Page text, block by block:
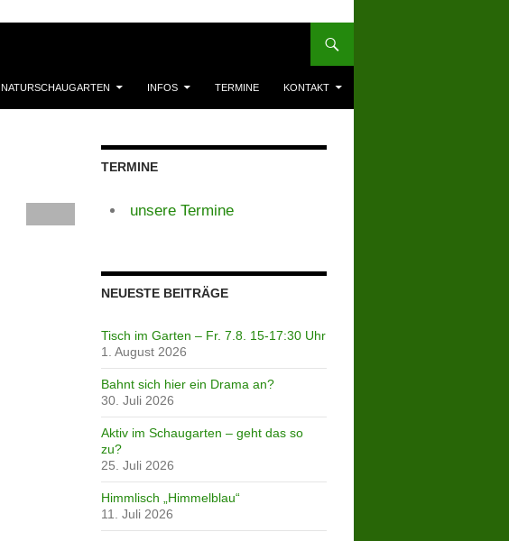
NATURSCHAUGARTEN INFOS TERMINE KONTAKT
TERMINE
unsere Termine
NEUESTE BEITRÄGE
Tisch im Garten – Fr. 7.8. 15-17:30 Uhr
1. August 2026
Bahnt sich hier ein Drama an?
30. Juli 2026
Aktiv im Schaugarten – geht das so
zu?
25. Juli 2026
Himmlisch „Himmelblau“
11. Juli 2026